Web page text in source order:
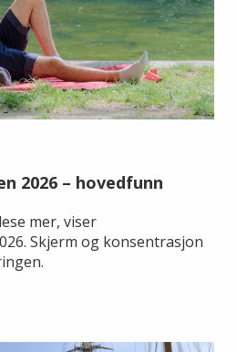
2026 – hovedfunn
mer, viser
Skjerm og konsentrasjon